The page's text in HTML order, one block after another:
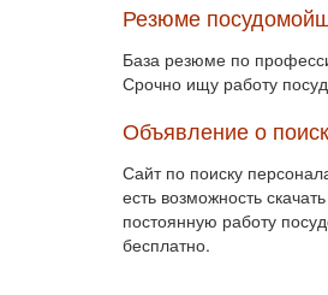
Резюме
База резюме по
Срочно ищу работу
Объявление о
Сайт по поиску
есть возможность
постоянную работу
бесплатно.